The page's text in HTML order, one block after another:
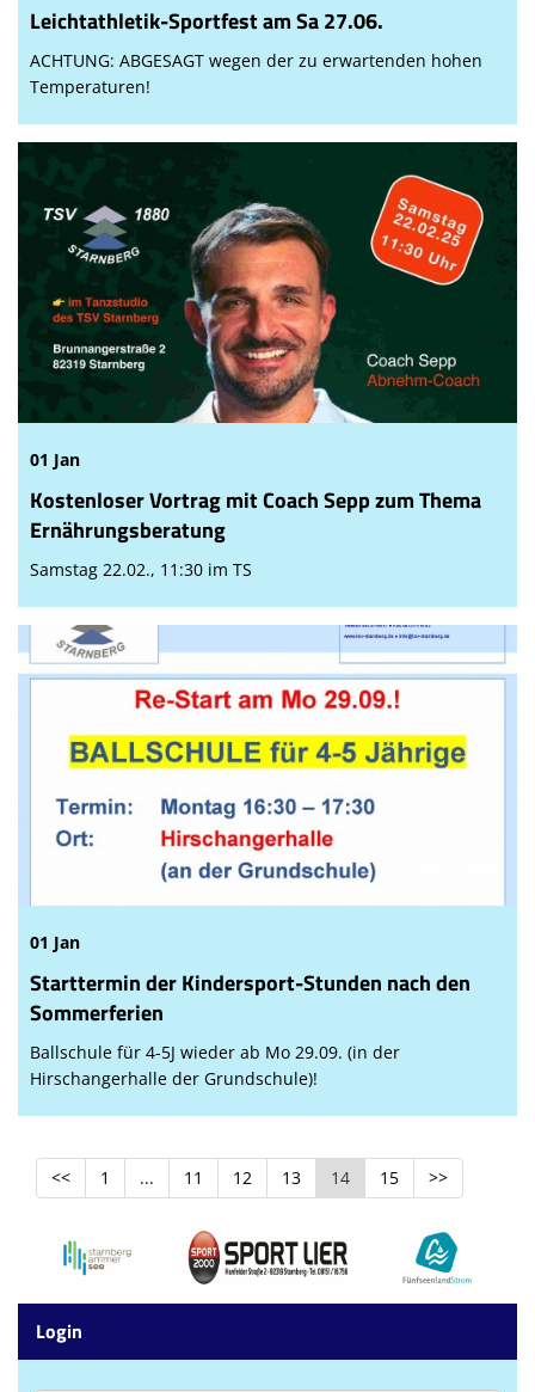
Leichtathletik-Sportfest am Sa 27.06.
ACHTUNG: ABGESAGT wegen der zu erwartenden hohen
Temperaturen!
01 Jan
Kostenloser Vortrag mit Coach Sepp zum Thema
Ernährungsberatung
Samstag 22.02., 11:30 im TS
01 Jan
Starttermin der Kindersport-Stunden nach den
Sommerferien
Ballschule für 4-5J wieder ab Mo 29.09. (in der
Hirschangerhalle der Grundschule)!
<< 1 ... 11 12 13 14 15 >>
Login